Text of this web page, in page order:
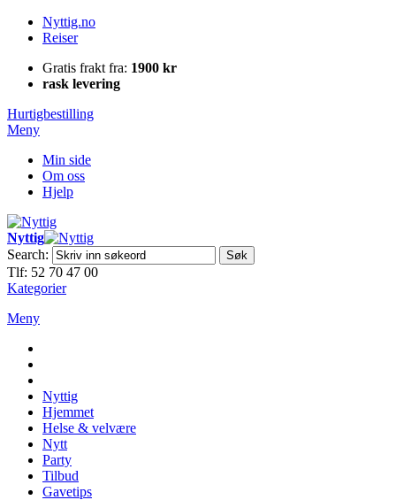
Nyttig.no
Reiser
Gratis frakt fra: 1900 kr
rask levering
Hurtigbestilling
Meny
Min side
Om oss
Hjelp
Nyttig
Search:
Søk
Tlf: 52 70 47 00
Kategorier
Meny
Nyttig
Hjemmet
Helse & velvære
Nytt
Party
Tilbud
Gavetips